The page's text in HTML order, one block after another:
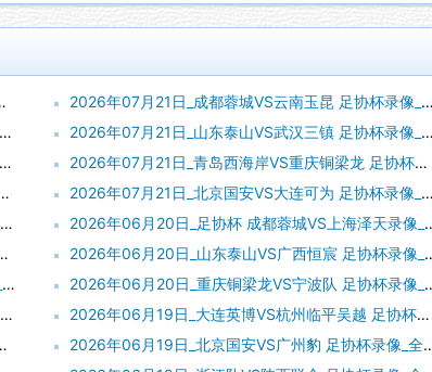
2026年07月21日_成都蓉城VS云南玉昆 足协杯录像_全场录像【全场回放】
2026年07月21日_山东泰山VS武汉三镇 足协杯录像_高清录像【全场回放】
2026年07月21日_青岛西海岸VS重庆铜梁龙 足协杯录像_全场录像【全场回放】
2026年07月21日_北京国安VS大连可为 足协杯录像_全场录像【全场回放】
2026年06月20日_足协杯 成都蓉城VS上海泽天录像_全场录像【高清回放】
2026年06月20日_山东泰山VS广西恒宸 足协杯录像_全场录像【高清回放】
2026年06月20日_重庆铜梁龙VS宁波队 足协杯录像_全场录像【高清回放】
2026年06月19日_大连英博VS杭州临平吴越 足协杯录像_全场录像【全场回放】
2026年06月19日_北京国安VS广州豹 足协杯录像_全场录像【高清回放】